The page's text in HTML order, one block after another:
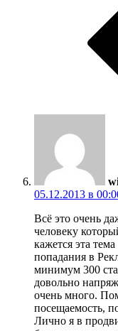
05.12.2013 в
Всё это очень
человеку
кажется эта
попадания в
минимум 300
довольно
очень много.
посещаемость,
Лично я в